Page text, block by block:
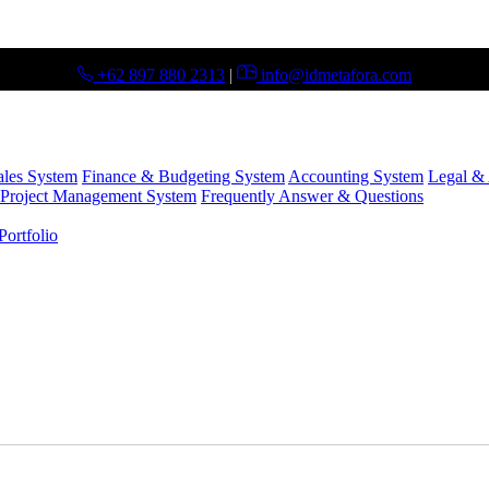
+62 897 880 2313 | info@idmetafora.com
System Finance & Budgeting System Accounting System Legal &
Project Management System Frequently Answer & Questions